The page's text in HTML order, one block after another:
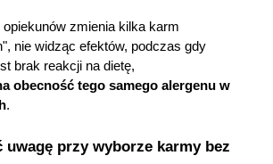
zmienia kilka karm
nie widząc efektów, podczas gdy
brak reakcji na dietę,
obecność tego samego alergenu w
.
uwagę przy wyborze karmy bez